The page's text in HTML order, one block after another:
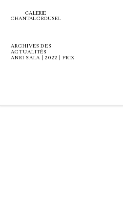
GALERIE
CHANTAL CROUSEL
ARCHIVES DES
ACTUALITÉS
ANRI SALA | 2022 | PRIX